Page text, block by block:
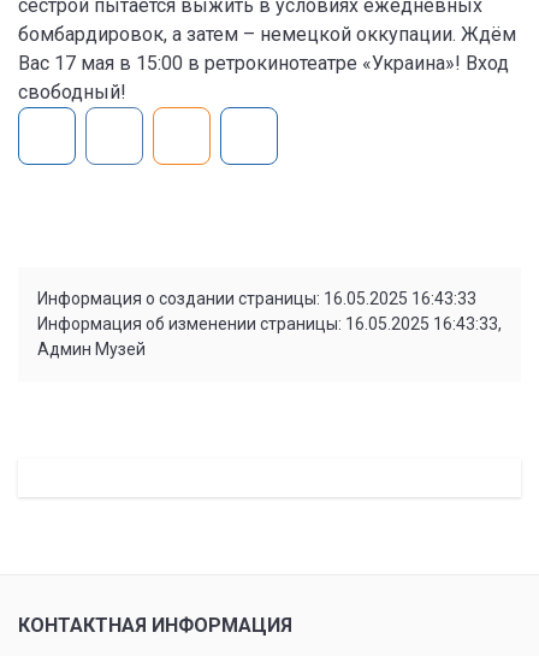
сестрой пытается выжить в условиях ежедневных
бомбардировок, а затем – немецкой оккупации. Ждём
Вас 17 мая в 15:00 в ретрокинотеатре «Украина»! Вход
свободный!
Информация о создании страницы: 16.05.2025 16:43:33
Информация об изменении страницы: 16.05.2025 16:43:33,
Админ Музей
КОНТАКТНАЯ ИНФОРМАЦИЯ